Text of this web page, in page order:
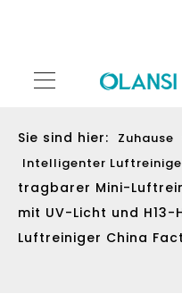
Sie sind hier: Zuhause
Intelligenter
tragbarer Mini-
mit UV-Licht und H13-
Luftreiniger China